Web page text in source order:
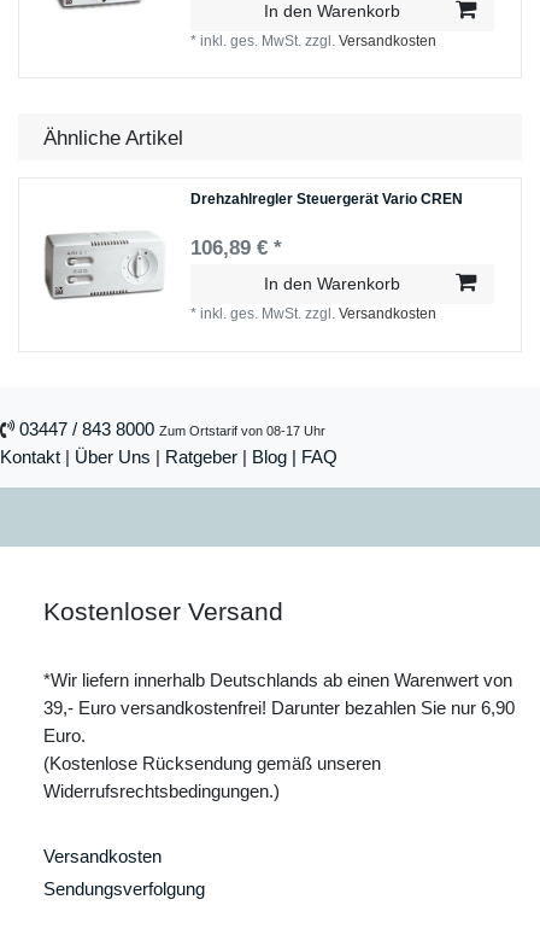
In den Warenkorb
*inkl. ges. MwSt. zzgl.Versandkosten
Ähnliche Artikel
Drehzahlregler Steuergerät Vario CREN
106,89 € *
In den Warenkorb
*inkl. ges. MwSt. zzgl.Versandkosten
03447 / 843 8000 Zum Ortstarif von 08-17 Uhr
Kontakt | Über Uns | Ratgeber | Blog | FAQ
Kostenloser Versand
*Wir liefern innerhalb Deutschlands ab einen Warenwert von
39,- Euro versandkostenfrei! Darunter bezahlen Sie nur 6,90
Euro.
(Kostenlose Rücksendung gemäß unseren
Widerrufsrechtsbedingungen.)
Versandkosten
Sendungsverfolgung